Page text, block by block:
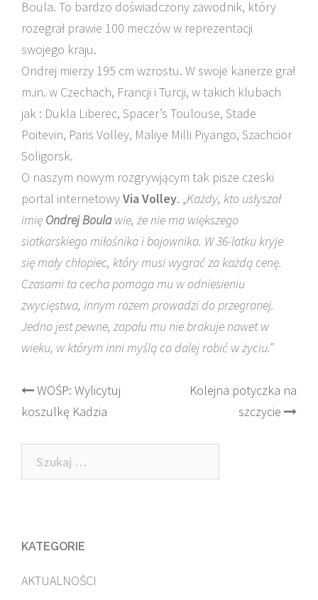
Boula. To bardzo doświadczony zawodnik, który
rozegrał prawie 100 meczów w reprezentacji
swojego kraju.
Ondrej mierzy 195 cm wzrostu. W swoje karierze grał
m.in. w Czechach, Francji i Turcji, w takich klubach
jak : Dukla Liberec, Spacer’s Toulouse, Stade
Poitevin, Paris Volley, Maliye Milli Piyango, Szachcior
Soligorsk.
O naszym nowym rozgrywjącym tak pisze czeski
portal internetowyVia Volley. „Każdy, kto usłyszał
imię Ondrej Boulawie, że nie ma większego
siatkarskiego miłośnika i bojownika. W 36-latku kryje
się mały chłopiec, który musi wygrać za każdą cenę.
Czasami ta cecha pomaga mu w odniesieniu
zwycięstwa, innym razem prowadzi do przegranej.
Jedno jest pewne, zapału mu nie brakuje nawet w
wieku, w którym inni myślą co dalej robić w życiu.”
Post
navigation
WOŚP: Wylicytuj
koszulkę Kadzia
Kolejna potyczka na
szczycie
Szukaj:
KATEGORIE
AKTUALNOŚCI